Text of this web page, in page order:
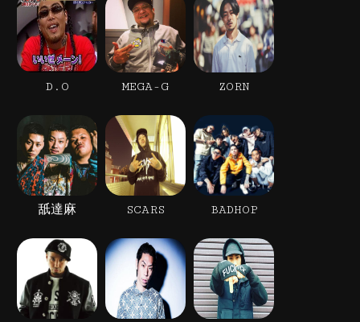
D.O MEGA-G ZORN
舐達麻 SCARS BADHOP